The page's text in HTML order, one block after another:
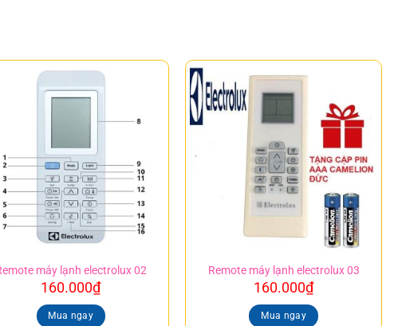
máy lạnh electrolux 02
160.000₫
Mua ngay
Remote máy lạnh electrolux 03
160.000₫
Mua ngay